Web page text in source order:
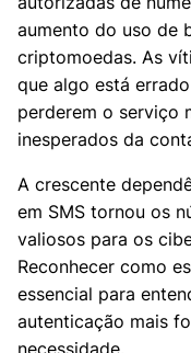
aumento do uso de
criptomoedas. As
que algo está
perderem o serviço
inesperados da
A crescente
em SMS tornou os
valiosos para os
Reconhecer como
essencial para
autenticação mais
necessidade.